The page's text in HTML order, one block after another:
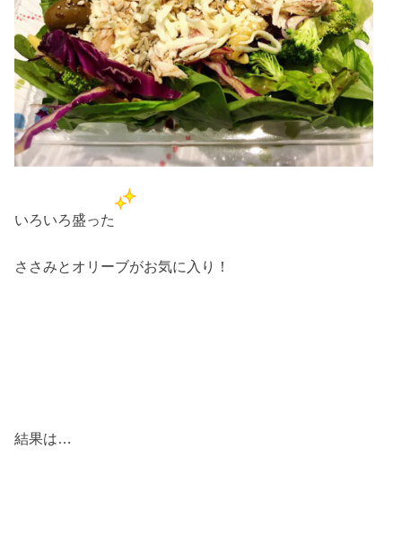
いろいろ盛った
ささみとオリーブがお気に入り！
結果は…